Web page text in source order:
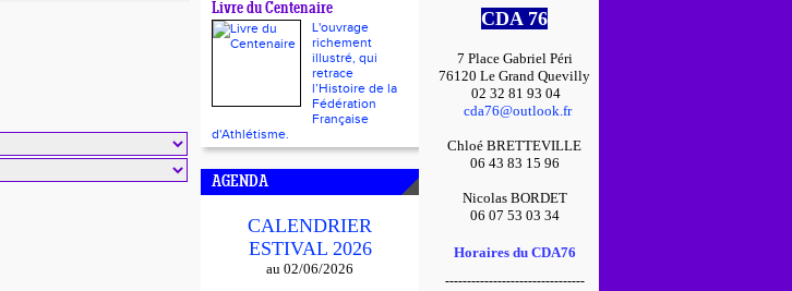
Livre du Centenaire
L'ouvrage
richement
illustré, qui
retrace
l’Histoire de la
Fédération
Française
d'Athlétisme.
AGENDA
CALENDRIER
ESTIVAL 2026
au 02/06/2026
CDA 76
7 Place Gabriel Péri
76120 Le Grand Quevilly
02 32 81 93 04
cda76@outlook.fr
Chloé BRETTEVILLE
06 43 83 15 96
Nicolas BORDET
06 07 53 03 34
Horaires du CDA76
--------------------------------